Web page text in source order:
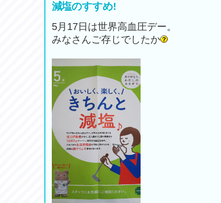
減塩のすすめ!
5月17日は世界高血圧デー。
みなさんご存じでしたか